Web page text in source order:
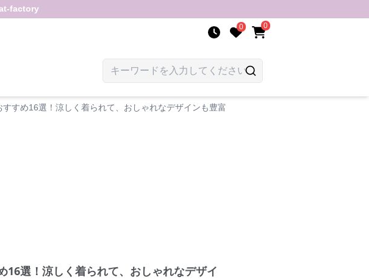
factory
0 0
すめ16選！涼しく着られて、おしゃれなデザインも豊富
選！涼しく着られて、おしゃれなデザイ